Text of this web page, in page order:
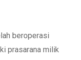
beroperasi
prasarana milik